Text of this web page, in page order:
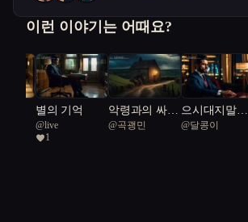
이런 이야기는 어때요?
별의 기억
@live
1
악령과의 싸
움, 마을의 비
@곡괭민
으시대지말지
어다
@달콩이